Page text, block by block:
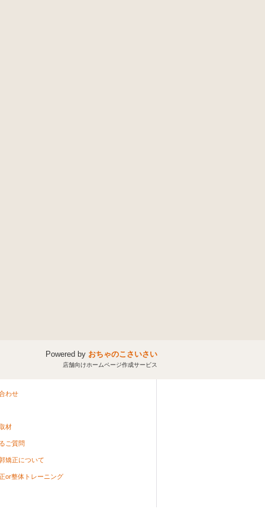
Powered by おちゃのこさいさい
店舗向けホームページ作成サービス
わせ
材
ご質問
矯正について
or整体トレーニング